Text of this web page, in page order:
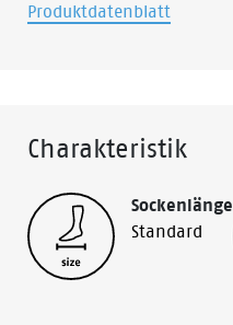
Produktdatenblatt
Charakteristik
Sockenlänge
Standard